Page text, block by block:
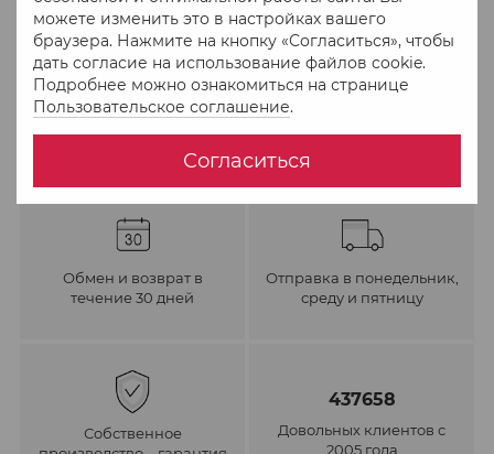
можете изменить это в настройках вашего
браузера. Нажмите на кнопку «Согласиться», чтобы
дать согласие на использование файлов cookie.
Подробнее можно ознакомиться на странице
Пользовательское соглашение.
Согласиться
В избранное К сравнению
Обмен и возврат в
течение 30 дней
Отправка в понедельник,
среду и пятницу
Собственное
437658
Довольных клиентов с
2005 года